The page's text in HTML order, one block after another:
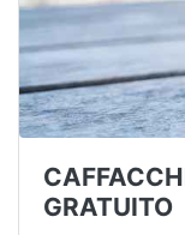
GRATUITO